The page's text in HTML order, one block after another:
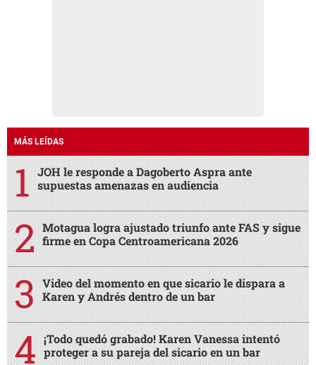
MÁS LEÍDAS
JOH le responde a Dagoberto Aspra ante
supuestas amenazas en audiencia
Motagua logra ajustado triunfo ante FAS y sigue
firme en Copa Centroamericana 2026
Video del momento en que sicario le dispara a
Karen y Andrés dentro de un bar
¡Todo quedó grabado! Karen Vanessa intentó
proteger a su pareja del sicario en un bar